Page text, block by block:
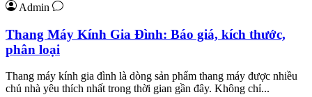
Admin
Thang Máy Kính Gia Đình: Báo giá, kích thước,
phân loại
Thang máy kính gia đình là dòng sản phẩm thang máy được nhiều
chủ nhà yêu thích nhất trong thời gian gần đây. Không chỉ...